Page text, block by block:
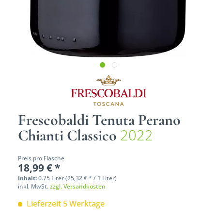
Frescobaldi Tenuta Perano
Chianti Classico 2022
Preis pro Flasche
18,99 € *
Inhalt:0.75 Liter (25,32 € * / 1 Liter)
inkl. MwSt.zzgl. Versandkosten
Lieferzeit 5 Werktage